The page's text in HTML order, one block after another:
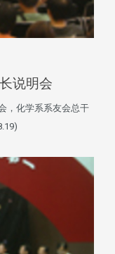
说明会
化学系系友会总干